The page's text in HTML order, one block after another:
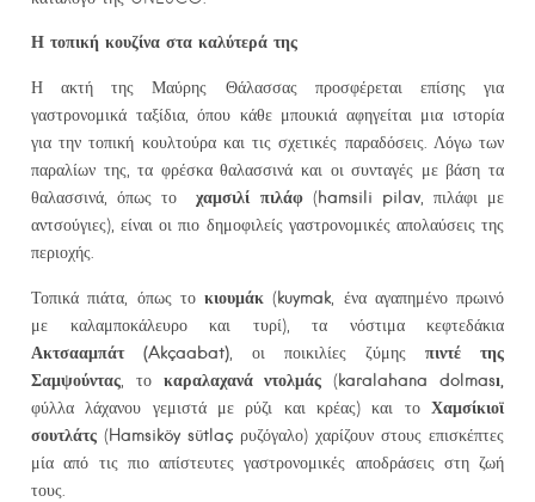
Η τοπική κουζίνα στα καλύτερά της
Η ακτή της Μαύρης Θάλασσας προσφέρεται επίσης για
γαστρονομικά ταξίδια, όπου κάθε μπουκιά αφηγείται μια ιστορία
για την τοπική κουλτούρα και τις σχετικές παραδόσεις. Λόγω των
παραλίων της, τα φρέσκα θαλασσινά και οι συνταγές με βάση τα
θαλασσινά, όπως τοχαμσιλί πιλάφ (hamsili pilav, πιλάφι με
αντσούγιες), είναι οι πιο δημοφιλείς γαστρονομικές απολαύσεις της
περιοχής.
Τοπικά πιάτα, όπως το κιουμάκ (kuymak, ένα αγαπημένο πρωινό
με καλαμποκάλευρο και τυρί), τα νόστιμα κεφτεδάκια
Ακτσααμπάτ (Akçaabat), οι ποικιλίες ζύμης πιντέ της
Σαμψούντας, το καραλαχανά ντολμάς (karalahana dolması,
φύλλα λάχανου γεμιστά με ρύζι και κρέας) και το Χαμσίκιοϊ
σουτλάτς (Hamsiköy sütlaç ρυζόγαλο) χαρίζουν στους επισκέπτες
μία από τις πιο απίστευτες γαστρονομικές αποδράσεις στη ζωή
τους.